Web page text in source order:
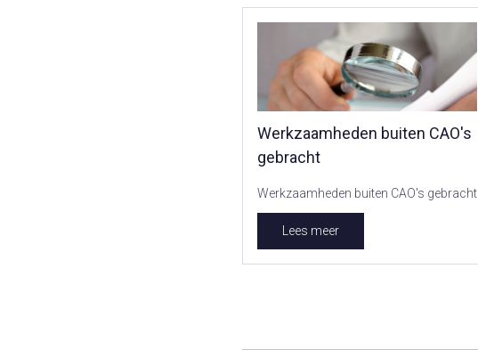
Werkzaamheden buiten CAO's
gebracht
Werkzaamheden buiten CAO's gebracht
Lees meer